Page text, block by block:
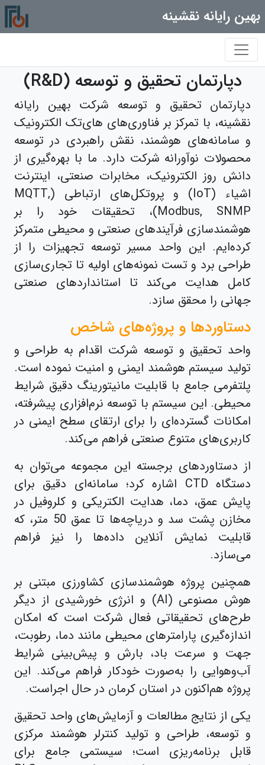
بهین رایانه نقشینه
دپارتمان تحقیق و توسعه (R&D)
دپارتمان تحقیق و توسعه شرکت بهین رایانه
نقشینه، با تمرکز بر فناوری‌های های‌تک الکترونیک
و سامانه‌های هوشمند، نقش راهبردی در توسعه
محصولات نوآورانه شرکت دارد. ما با بهره‌گیری از
دانش روز الکترونیک، مخابرات صنعتی، اینترنت
اشیاء (IoT) و پروتکل‌های ارتباطی (MQTT,
Modbus, SNMP)، تحقیقات خود را بر
هوشمندسازی فرآیندهای صنعتی و محیطی متمرکز
کرده‌ایم. این واحد مسیر توسعه تجهیزات را از
طراحی برد و تست نمونه‌های اولیه تا تجاری‌سازی
کامل هدایت می‌کند تا استانداردهای صنعتی
جهانی را محقق سازد.
دستاوردها و پروژه‌های شاخص
واحد تحقیق و توسعه شرکت اقدام به طراحی و
تولید سیستم هوشمند ایمنی و امنیت نموده است.
پلتفرمی جامع با قابلیت مانیتورینگ دقیق شرایط
محیطی. این سیستم با توسعه نرم‌افزاری پیشرفته،
امکانات گسترده‌ای را برای ارتقای سطح ایمنی در
کاربری‌های متنوع صنعتی فراهم می‌کند.
از دستاوردهای برجسته این مجموعه می‌توان به
دستگاه CTD اشاره کرد؛ سامانه‌ای دقیق برای
پایش عمق، دما، هدایت الکتریکی و کلروفیل در
مخازن پشت سد و دریاچه‌ها تا عمق 50 متر، که
قابلیت نمایش آنلاین داده‌ها را نیز فراهم
می‌سازد.
همچنین پروژه هوشمندسازی کشاورزی مبتنی بر
هوش مصنوعی (AI) و انرژی خورشیدی از دیگر
طرح‌های تحقیقاتی فعال شرکت است که امکان
اندازه‌گیری پارامترهای محیطی مانند دما، رطوبت،
جهت و سرعت باد، بارش و پیش‌بینی شرایط
آب‌وهوایی را به‌صورت خودکار فراهم می‌کند. این
پروژه هم‌اکنون در استان کرمان در حال اجراست.
یکی از نتایج مطالعات و آزمایش‌های واحد تحقیق
و توسعه، طراحی و تولید کنترلر هوشمند مرکزی
قابل برنامه‌ریزی است؛ سیستمی جامع برای